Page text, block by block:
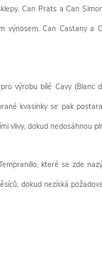
Can Prats a Can
výnosem. Can Castany a
výrobu bílé Cavy (Blanc
kvasinky se pak
vlivy, dokud nedosáhnou
které se zde
dokud nezíská